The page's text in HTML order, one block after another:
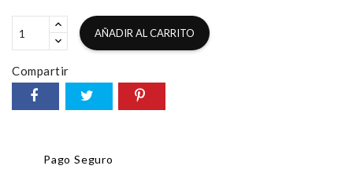
AÑADIR AL CARRITO
Compartir
Pago Seguro